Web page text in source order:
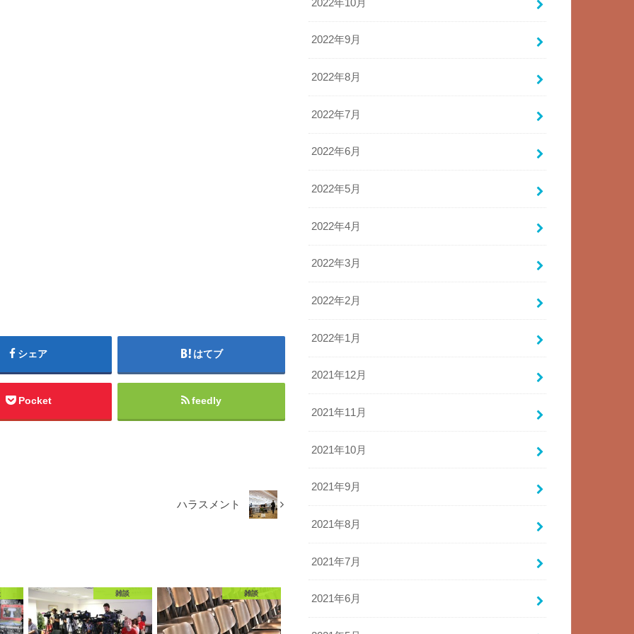
シェア はてブ
Pocket feedly
ハラスメント
雑談 雑談
2022年10月
2022年9月
2022年8月
2022年7月
2022年6月
2022年5月
2022年4月
2022年3月
2022年2月
2022年1月
2021年12月
2021年11月
2021年10月
2021年9月
2021年8月
2021年7月
2021年6月